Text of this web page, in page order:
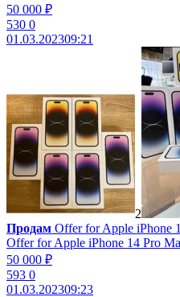
50 000 ₽
530 0
01.03.202309:21
2
Продам Offer for Apple iPhone
Offer for Apple iPhone 14 Pro
50 000 ₽
593 0
01.03.202309:23